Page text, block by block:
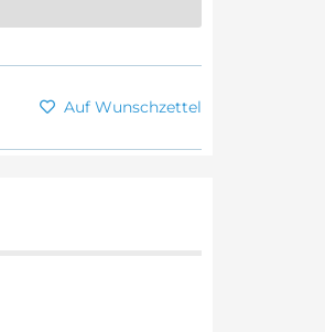
Auf Wunschzettel